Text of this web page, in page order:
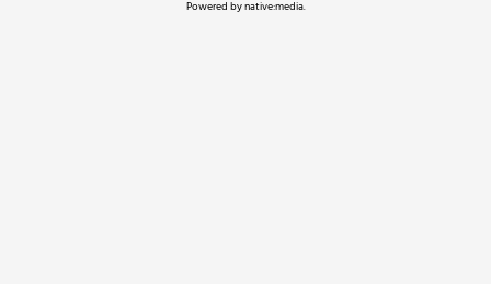
Powered bynative:media.